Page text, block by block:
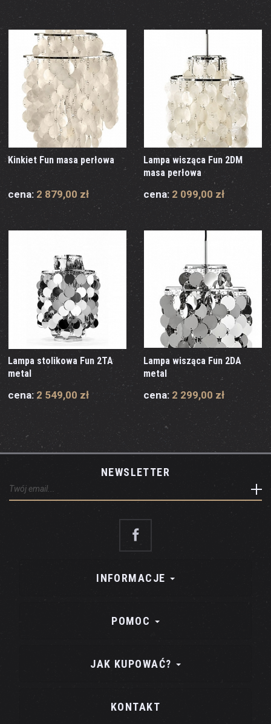
Kinkiet Fun masa perłowa
cena: 2 879,00 zł
Lampa wisząca Fun 2DM
masa perłowa
cena: 2 099,00 zł
Lampa stolikowa Fun 2TA
metal
cena: 2 549,00 zł
Lampa wisząca Fun 2DA
metal
cena: 2 299,00 zł
NEWSLETTER
INFORMACJE
POMOC
JAK KUPOWAĆ?
KONTAKT